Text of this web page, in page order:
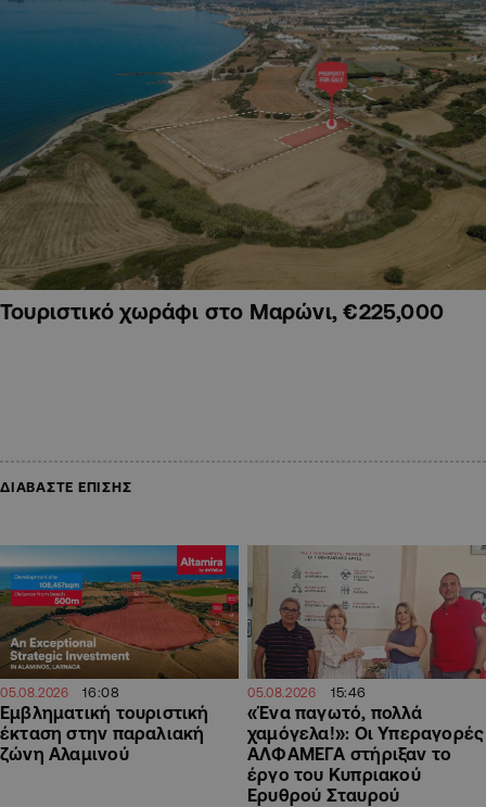
Τουριστικό χωράφι στο Μαρώνι, €225,000
ΔΙΑΒΑΣΤΕ ΕΠΙΣΗΣ
05.08.2026 16:08
Εμβληματική τουριστική
έκταση στην παραλιακή
ζώνη Αλαμινού
05.08.2026 15:46
«Ένα παγωτό, πολλά
χαμόγελα!»: Οι Υπεραγορές
ΑΛΦΑΜΕΓΑ στήριξαν το
έργο του Κυπριακού
Ερυθρού Σταυρού